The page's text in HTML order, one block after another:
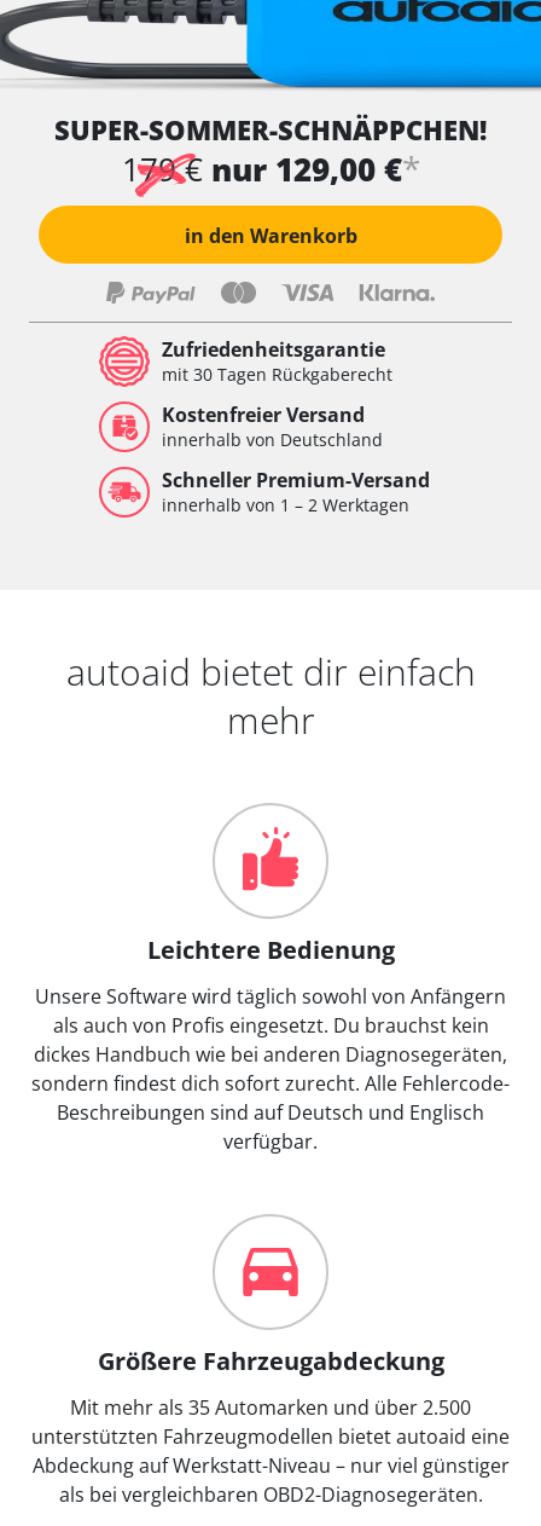
SUPER-SOMMER-SCHNÄPPCHEN!
179 € nur 129,00 €*
in den Warenkorb
Zufriedenheitsgarantie
mit 30 Tagen Rückgaberecht
Kostenfreier Versand
innerhalb von Deutschland
Schneller Premium-Versand
innerhalb von 1 – 2 Werktagen
autoaid bietet dir einfach
mehr
Leichtere Bedienung
Unsere Software wird täglich sowohl von Anfängern
als auch von Profis eingesetzt. Du brauchst kein
dickes Handbuch wie bei anderen Diagnosegeräten,
sondern findest dich sofort zurecht. Alle Fehlercode-
Beschreibungen sind auf Deutsch und Englisch
verfügbar.
Größere Fahrzeugabdeckung
Mit mehr als 35 Automarken und über 2.500
unterstützten Fahrzeugmodellen bietet autoaid eine
Abdeckung auf Werkstatt-Niveau – nur viel günstiger
als bei vergleichbaren OBD2-Diagnosegeräten.